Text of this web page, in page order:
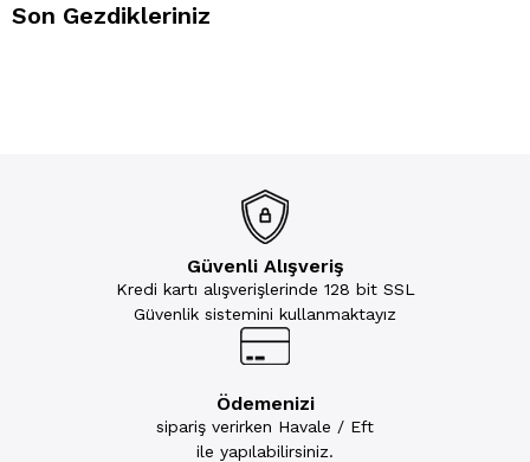
Son Gezdikleriniz
Güvenli Alışveriş
Kredi kartı alışverişlerinde 128 bit SSL
Güvenlik sistemini kullanmaktayız
Ödemenizi
sipariş verirken Havale / Eft
ile yapılabilirsiniz.